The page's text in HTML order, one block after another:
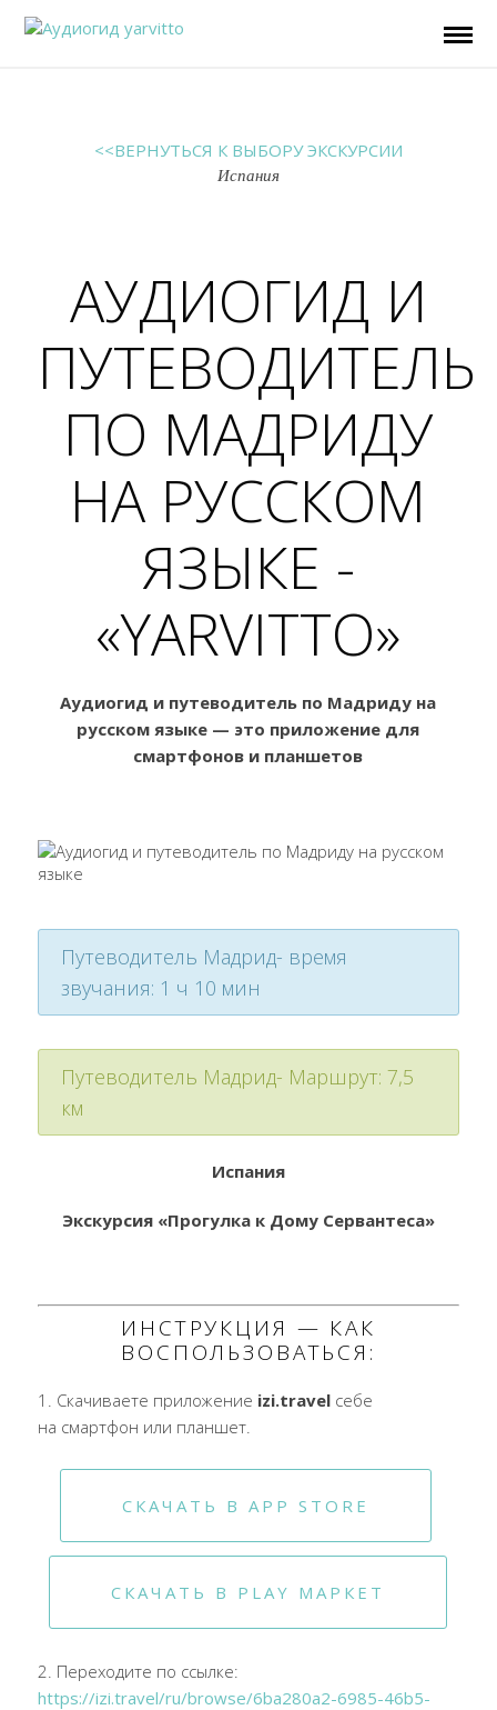
<<ВЕРНУТЬСЯ К ВЫБОРУ ЭКСКУРСИИ
Испания
АУДИОГИД И
ПУТЕВОДИТЕЛЬ
ПО МАДРИДУ
НА РУССКОМ
ЯЗЫКЕ -
«YARVITTO»
Аудиогид и путеводитель по Мадриду на
русском языке — это приложение для
смартфонов и планшетов
Путеводитель Мадрид- время
звучания: 1 ч 10 мин
Путеводитель Мадрид- Маршрут: 7,5
км
Испания
Экскурсия «Прогулка к Дому Сервантеса»
ИНСТРУКЦИЯ — КАК
ВОСПОЛЬЗОВАТЬСЯ:
1. Скачиваете приложение izi.travel себе
на смартфон или планшет.
СКАЧАТЬ В APP STORE
СКАЧАТЬ В PLAY МАРКЕТ
2. Переходите по ссылке:
https://izi.travel/ru/browse/6ba280a2-6985-46b5-